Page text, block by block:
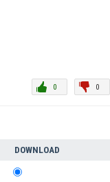
0
0
DOWNLOAD